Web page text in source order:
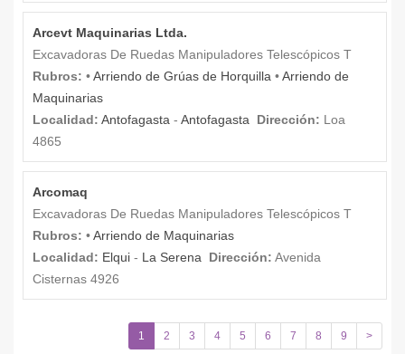
Arcevt Maquinarias Ltda.
Excavadoras De Ruedas Manipuladores Telescópicos T
Rubros: •Arriendo de Grúas de Horquilla •Arriendo de
Maquinarias
Localidad: Antofagasta - Antofagasta Dirección: Loa
4865
Arcomaq
Excavadoras De Ruedas Manipuladores Telescópicos T
Rubros: •Arriendo de Maquinarias
Localidad: Elqui - La Serena Dirección: Avenida
Cisternas 4926
1 2 3 4 5 6 7 8 9 >